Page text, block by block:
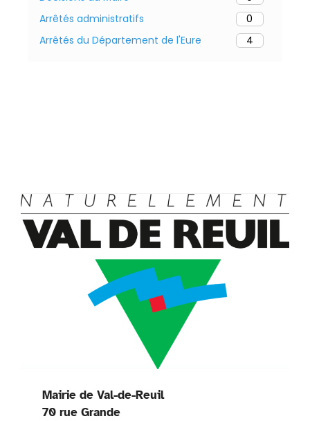
Arrêtés administratifs
0
Arrêtés du Département de l'Eure
4
Mairie de Val-de-Reuil
70 rue Grande